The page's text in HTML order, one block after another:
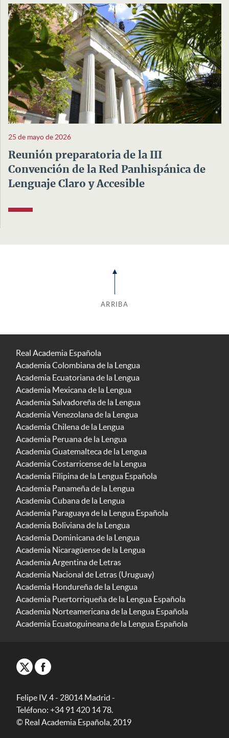
25 de mayo de 2026
Reunión preparatoria de la III
Convención de la Red Panhispánica de
Lenguaje Claro y Accesible
ARRIBA
Real Academia Española
Academia Colombiana de la Lengua
Academia Ecuatoriana de la Lengua
Academia Mexicana de la Lengua
Academia Salvadoreña de la Lengua
Academia Venezolana de la Lengua
Academia Chilena de la Lengua
Academia Peruana de la Lengua
Academia Guatemalteca de la Lengua
Academia Costarricense de la Lengua
Academia Filipina de la Lengua Española
Academia Panameña de la Lengua
Academia Cubana de la Lengua
Academia Paraguaya de la Lengua Española
Academia Boliviana de la Lengua
Academia Dominicana de la Lengua
Academia Nicaragüense de la Lengua
Academia Argentina de Letras
Academia Nacional de Letras (Uruguay)
Academia Hondureña de la Lengua
Academia Puertorriqueña de la Lengua Española
Academia Norteamericana de la Lengua Española
Academia Ecuatoguineana de la Lengua Española
Felipe IV, 4 - 28014 Madrid -
Teléfono: +34 91 420 14 78.
© Real Academia Española, 2019